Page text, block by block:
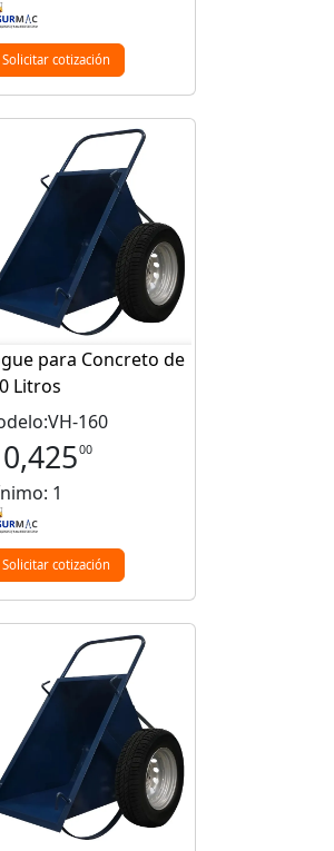
Solicitar cotización
para Concreto de
Litros
160
00
1
Solicitar cotización